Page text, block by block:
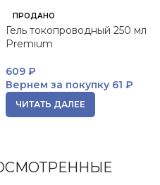
ПРОДАНО
Гель токопроводный 250 мл
Premium
609 ₽
Вернем за покупку 61 ₽
ЧИТАТЬ ДАЛЕЕ